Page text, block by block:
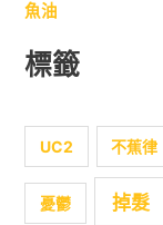
魚油
標籤
UC2 不蕉律
憂鬱 掉髮